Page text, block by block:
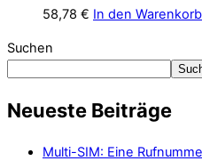
58,78 € In den Warenkorb
Suchen
Neueste Beiträge
Multi-SIM: Eine